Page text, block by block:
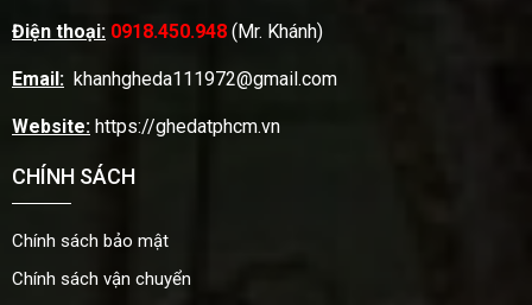
Điện thoại: 0918.450.948 (Mr. Khánh)
Email: khanhgheda111972@gmail.com
Website: https://ghedatphcm.vn
CHÍNH SÁCH
Chính sách bảo mật
Chính sách vận chuyển